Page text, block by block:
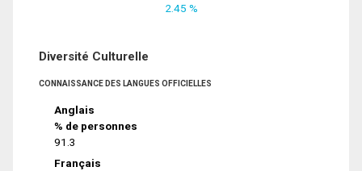
2.45 %
Diversité Culturelle
CONNAISSANCE DES LANGUES OFFICIELLES
Anglais
% de personnes
91.3
Français